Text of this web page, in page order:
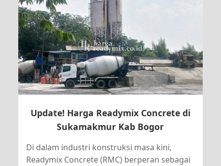
Update! Harga Readymix Concrete di
Sukamakmur Kab Bogor
Di dalam industri konstruksi masa kini,
Readymix Concrete (RMC) berperan sebagai